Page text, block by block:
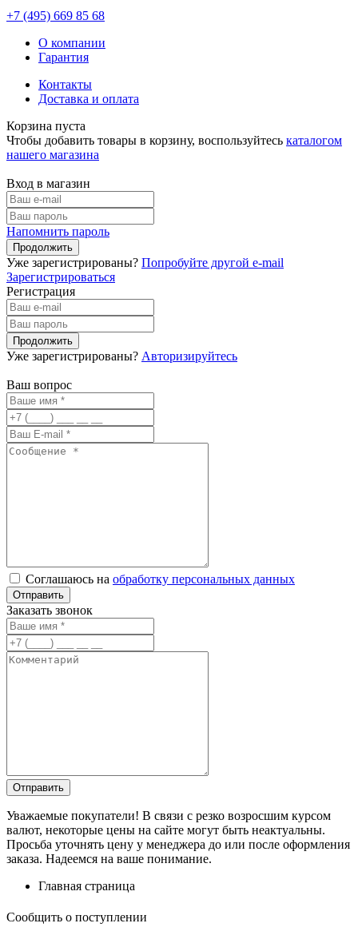
+7 (495) 669 85 68
О компании
Гарантия
Контакты
Доставка и оплата
Корзина пуста
Чтобы добавить товары в корзину, воспользуйтесь каталогом
нашего магазина
Вход в магазин
Напомнить пароль
Уже зарегистрированы? Попробуйте другой e-mail
Зарегистрироваться
Регистрация
Уже зарегистрированы? Авторизируйтесь
Ваш вопрос
Соглашаюсь на обработку персональных данных
Заказать звонок
Уважаемые покупатели! В связи с резко возросшим курсом
валют, некоторые цены на сайте могут быть неактуальны.
Просьба уточнять цену у менеджера до или после оформления
заказа. Надеемся на ваше понимание.
Главная страница
Сообщить о поступлении